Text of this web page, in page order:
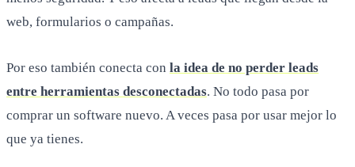
web, formularios o campañas.
Por eso también conecta con la idea de no perder leads
entre herramientas desconectadas. No todo pasa por
comprar un software nuevo. A veces pasa por usar mejor lo
que ya tienes.